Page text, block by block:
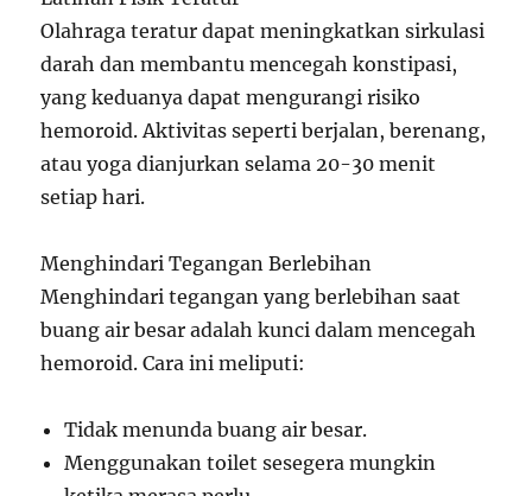
Olahraga teratur dapat meningkatkan sirkulasi
darah dan membantu mencegah konstipasi,
yang keduanya dapat mengurangi risiko
hemoroid. Aktivitas seperti berjalan, berenang,
atau yoga dianjurkan selama 20-30 menit
setiap hari.
Menghindari Tegangan Berlebihan
Menghindari tegangan yang berlebihan saat
buang air besar adalah kunci dalam mencegah
hemoroid. Cara ini meliputi:
Tidak menunda buang air besar.
Menggunakan toilet sesegera mungkin